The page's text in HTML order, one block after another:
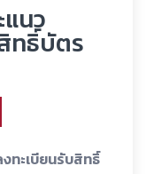
นว
ทธิ์บัตร
ทะเบียนรับสิทธิ์